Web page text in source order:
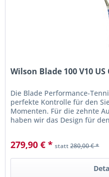
Wilson Blade 100 V10
Die Blade Performance-
perfekte Kontrolle für den
Momenten. Für die zehnte
haben wir das Design für
279,90 € * statt280,00 € *